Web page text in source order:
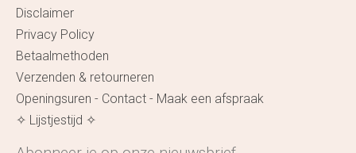
Disclaimer
Privacy Policy
Betaalmethoden
Verzenden & retourneren
Openingsuren - Contact - Maak een afspraak
✧ Lijstjestijd ✧